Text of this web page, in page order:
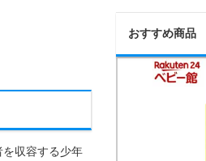
収容する少年
おすすめ商品